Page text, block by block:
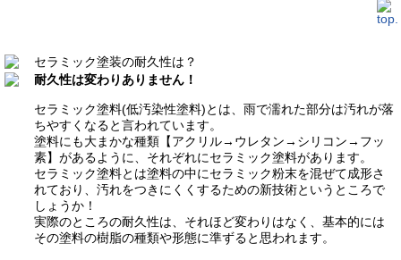
セラミック塗装の耐久性は？
耐久性は変わりありません！
セラミック塗料(低汚染性塗料)とは、雨で濡れた部分は汚れが落
ちやすくなると言われています。
塗料にも大まかな種類【アクリル→ウレタン→シリコン→フッ
素】があるように、それぞれにセラミック塗料があります。
セラミック塗料とは塗料の中にセラミック粉末を混ぜて成形さ
れており、汚れをつきにくくするための新技術というところで
しょうか！
実際のところの耐久性は、それほど変わりはなく、基本的には
その塗料の樹脂の種類や形態に準ずると思われます。